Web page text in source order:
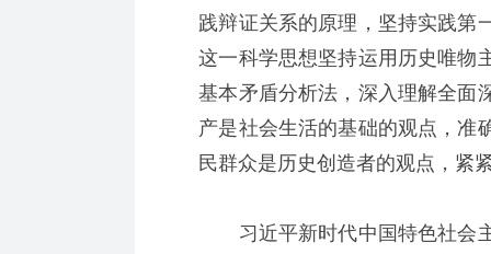
践辩证关系的原理，坚持实践第
这一科学思想坚持运用历史唯物
基本矛盾分析法，深入理解全面
产是社会生活的基础的观点，准
民群众是历史创造者的观点，紧
习近平新时代中国特色社会主